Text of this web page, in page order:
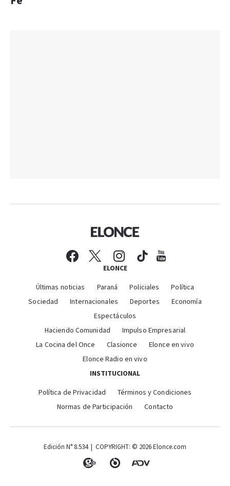
ELONCE
Últimas noticias Paraná Policiales
Política
Sociedad
Internacionales Deportes
Economía
Espectáculos
Haciendo Comunidad
Impulso Empresarial
La Cocina del Once
Clasionce
Elonce en vivo
Elonce Radio en vivo
INSTITUCIONAL
Política de Privacidad
Términos y Condiciones
Normas de Participación
Contacto
Edición N° 8.534 | COPYRIGHT: © 2026 Elonce.com